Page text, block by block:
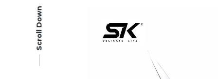
Scroll Down